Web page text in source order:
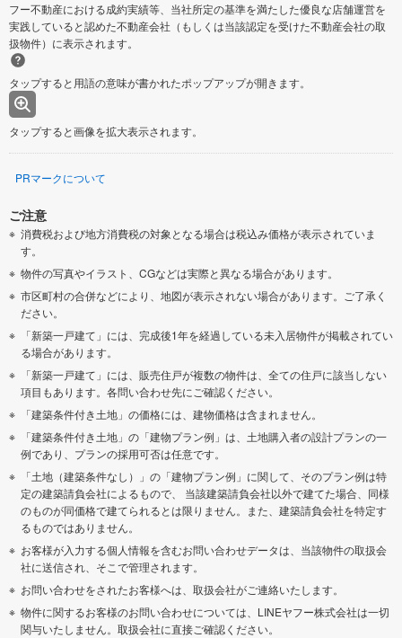
フー不動産における成約実績等、当社所定の基準を満たした優良な店舗運営を
実践していると認めた不動産会社（もしくは当該認定を受けた不動産会社の取
扱物件）に表示されます。
タップすると用語の意味が書かれたポップアップが開きます。
タップすると画像を拡大表示されます。
PRマークについて
ご注意
消費税および地方消費税の対象となる場合は税込み価格が表示されていま
す。
物件の写真やイラスト、CGなどは実際と異なる場合があります。
市区町村の合併などにより、地図が表示されない場合があります。ご了承く
ださい。
「新築一戸建て」には、完成後1年を経過している未入居物件が掲載されてい
る場合があります。
「新築一戸建て」には、販売住戸が複数の物件は、全ての住戸に該当しない
項目もあります。各問い合わせ先にご確認ください。
「建築条件付き土地」の価格には、建物価格は含まれません。
「建築条件付き土地」の「建物プラン例」は、土地購入者の設計プランの一
例であり、プランの採用可否は任意です。
「土地（建築条件なし）」の「建物プラン例」に関して、そのプラン例は特
定の建築請負会社によるもので、 当該建築請負会社以外で建てた場合、同様
のものが同価格で建てられるとは限りません。また、建築請負会社を特定す
るものではありません。
お客様が入力する個人情報を含むお問い合わせデータは、当該物件の取扱会
社に送信され、そこで管理されます。
お問い合わせをされたお客様へは、取扱会社がご連絡いたします。
物件に関するお客様のお問い合わせについては、LINEヤフー株式会社は一切
関与いたしません。取扱会社に直接ご確認ください。